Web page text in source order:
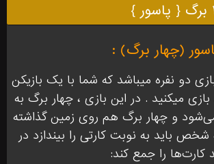
(چهار برگ) :
دو نفره میباشد که شما با یک بازیکن
میکنید . در این بازی ، چهار برگ به
و چهار برگ هم روی زمین گذاشته
باید به نوبت کارتی را بیندازد در
کارت‌ها را جمع کند: